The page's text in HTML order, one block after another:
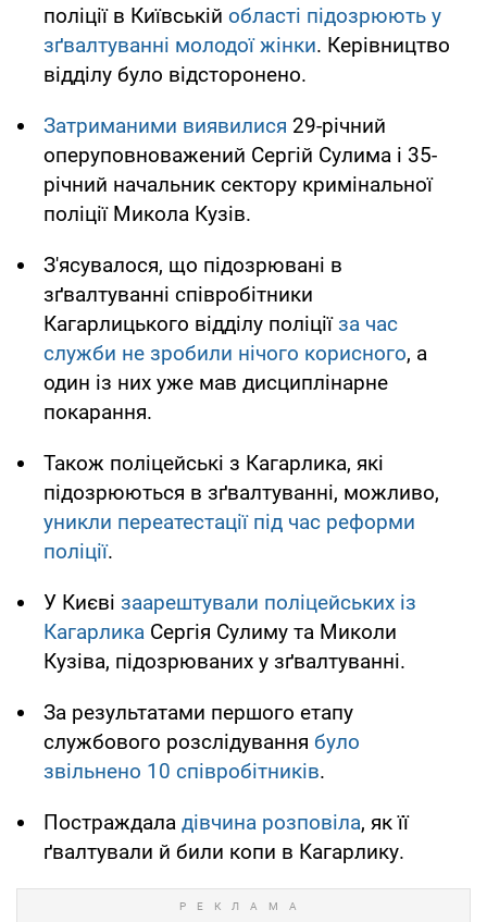
поліції в Київській області підозрюють у
зґвалтуванні молодої жінки. Керівництво
відділу було відсторонено.
Затриманими виявилися 29-річний
оперуповноважений Сергій Сулима і 35-
річний начальник сектору кримінальної
поліції Микола Кузів.
З'ясувалося, що підозрювані в
зґвалтуванні співробітники
Кагарлицького відділу поліціїза час
служби не зробили нічого корисного, а
один із них уже мав дисциплінарне
покарання.
Також поліцейські з Кагарлика, які
підозрюються в зґвалтуванні, можливо,
уникли переатестації під час реформи
поліції.
У Києві заарештували поліцейських із
Кагарлика Сергія Сулиму та Миколи
Кузіва, підозрюваних у зґвалтуванні.
За результатами першого етапу
службового розслідування було
звільнено 10 співробітників.
Постраждала дівчина розповіла, як її
ґвалтували й били копи в Кагарлику.